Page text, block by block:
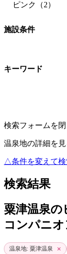
ピンク（2）
施設条件
キーワード
検索フォームを閉
温泉地の詳細を見
△条件を変えて検
検索結果
粟津温泉
コンパニ
温泉地: 粟津温泉 ×